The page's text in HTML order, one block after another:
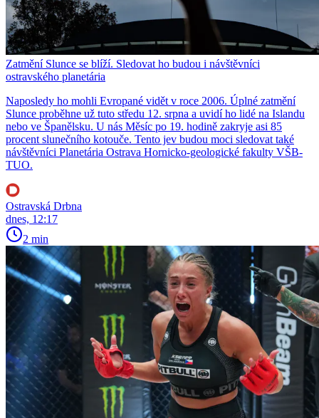
Zatmění Slunce se blíží. Sledovat ho budou i návštěvníci
ostravského planetária
Naposledy ho mohli Evropané vidět v roce 2006. Úplné zatmění
Slunce proběhne už tuto středu 12. srpna a uvidí ho lidé na Islandu
nebo ve Španělsku. U nás Měsíc po 19. hodině zakryje asi 85
procent slunečního kotouče. Tento jev budou moci sledovat také
návštěvníci Planetária Ostrava Hornicko-geologické fakulty VŠB-
TUO.
Ostravská Drbna
dnes, 12:17
2 min